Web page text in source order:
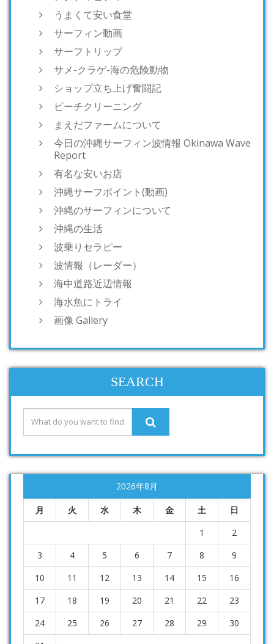
うまくて安い食堂
サーフィン動画
サーフトリップ
サメ-クラゲ-海の危険動物
ショップ立ち上げ奮闘記
ビーチクリーニング
まえだファームについて
今日の沖縄サーフィン波情報 Okinawa Wave
Report
有名な安いお店
沖縄サーフポイント(動画)
沖縄のサーフィンについて
沖縄の生活
波乗りセラピー
波情報（レーダー）
海中道路近辺情報
海水魚にトライ
画像 Gallery
SEARCH
2026年8月
月 火 水 木 金 土
日
1
2
3
4 5 6 7 8
9
10
11 12 13 14 15
16
17
18 19 20 21 22
23
24
25 26 27 28 29
30